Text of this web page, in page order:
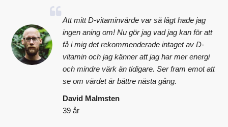
Att mitt D-vitaminvärde var så lågt hade jag
ingen aning om! Nu gör jag vad jag kan för att
få i mig det rekommenderade intaget av D-
vitamin och jag känner att jag har mer energi
och mindre värk än tidigare. Ser fram emot att
se om värdet är bättre nästa gång.
David Malmsten
39 år